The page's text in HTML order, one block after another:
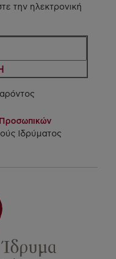
την ηλεκτρονική
Προσωπικών
Ιδρύματος